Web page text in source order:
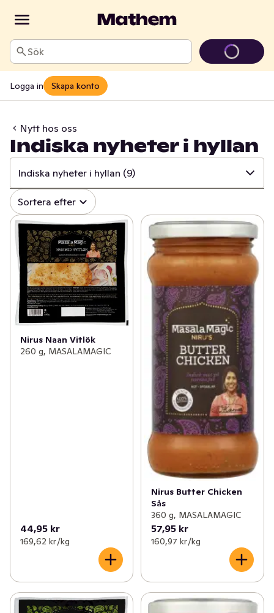
Sök
Logga in Skapa konto
Nytt hos oss
Indiska nyheter i hyllan
Indiska nyheter i hyllan (9)
✓ Alla (519)
✓ Äntligen på hyllan! (33)
✓ Grillnyheter (63)
✓ Nyheter inom godis (24)
✓ Nyheter från Dole (7)
✓ Kvarg- och yoghurtnyheter
(22)
✓ Nyheter inom energi- och vitamindrycker
(1)
Fikanyheter (7)
Sortera efter
Nirus Naan Vitlök
260 g, MASALAMAGIC
44,95 kr
169,62 kr /kg
Nirus Butter Chicken
Sås
360 g, MASALAMAGIC
57,95 kr
160,97 kr /kg